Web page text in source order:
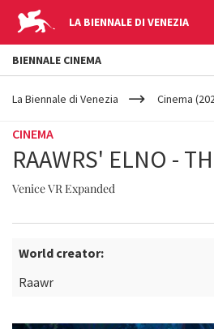
LA BIENNALE DI VENEZIA
YOUR
ARE
La Biennale di Venezia Cinema
CINEMA
RAAWRS' ELNO -
Venice VR Expanded
World creator:
Raawr
BIENNALE CINEMA